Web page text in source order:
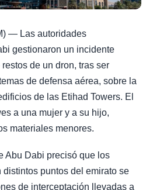
— Las autoridades
gestionaron un incidente
de un dron, tras ser
de defensa aérea, sobre la
de las Etihad Towers. El
a una mujer y a su hijo,
materiales menores.
Abu Dabi precisó que los
puntos del emirato se
de interceptación llevadas a